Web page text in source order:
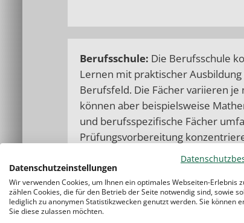
Berufsschule: Die Berufsschule
Lernen mit praktischer
Berufsfeld. Die Fächer variieren je
können aber beispielsweise
und berufsspezifische Fächer
Prüfungsvorbereitung
darauf, ihre Schülerinnen und
Prüfungen als auch auf die
Berufs vorzubereiten. Die
dabei nicht vernachlässigt.
individuelle Unterstützung, um
Datenschutzeinstellungen
Wir verwenden Cookies, um Ihnen ein optimales Webseiten-Erlebnis
zählen Cookies, die für den Betrieb der Seite notwendig sind, sowie
lediglich zu anonymen Statistikzwecken genutzt werden. Sie können
Sie diese zulassen möchten.